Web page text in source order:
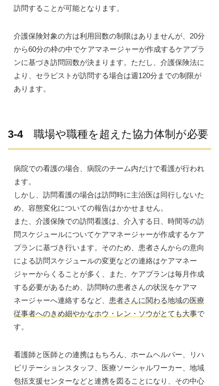
訪問することが可能となります。
介護保険対象の方は利用回数の制限はありませんが、20分
から60分の枠の中でケアマネージャーが作成するケアプラ
ンに基づき訪問回数が決まります。ただし、介護保険法に
より、セラピストが訪問する場合は週120分までの制限が
あります。
3-4 職場や職種を超えた協力体制が必要
病院での看護の場合、病院のチーム内だけで看護が行われ
ます。
しかし、訪問看護の場合は訪問時に主治医は同行しないた
め、容態変化についての報告はかかせません。
また、介護保険での訪問看護は、介入する日、時間等の訪
問スケジュールについてケアマネージャーが作成するケア
プランに基づき行います。そのため、患者さんからの意向
による訪問スケジュールの変更などの連絡はケアマネー
ジャーからくることが多く、また、ケアプランは毎月作成
する必要があるため、訪問時の患者さんの状況をケアマ
ネージャーへ連絡するなど、 患者さんに関わる地域の医療
従事者へのきめ細やかなホウ・レン・ソウがとても大事で
す。
看護師と医師との連携はもちろん、 ホームヘルパー、リハ
ビリテーションスタッフ、医療ソーシャルワーカー、地域
包括支援センターなどと連携を図ることになり、その中心